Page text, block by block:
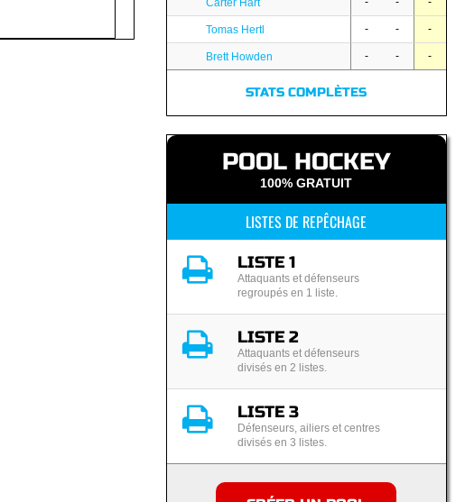
Carter Hart
Tomas Hertl - - -
Brett Howden - - -
STATS COMPLÈTES
POOL HOCKEY
100% GRATUIT
LISTES DE REPÊCHAGE
LISTE 1
Attaquants et défenseurs
regroupés en 1 liste.
LISTE 2
Attaquants et défenseurs
divisés en 2 listes.
LISTE 3
Défenseurs, ailiers et centres
divisés en 3 listes.